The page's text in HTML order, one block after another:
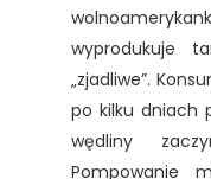
wyprodukuje
„zjadliwe”.
po kilku dniach
wędliny
Pompowanie